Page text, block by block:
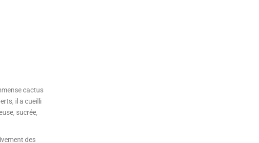
cactus
il a cueilli
sucrée,
des